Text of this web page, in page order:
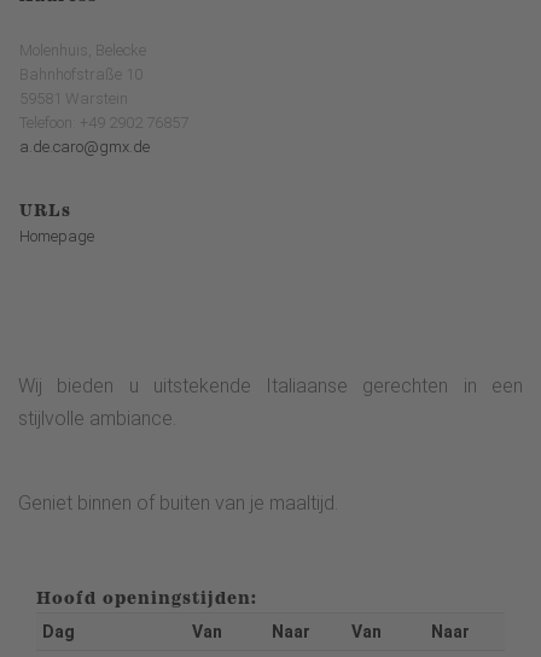
Molenhuis, Belecke
Bahnhofstraße 10
59581 Warstein
Telefoon: +49 2902 76857
a.de.caro@gmx.de
URLs
Homepage
Wij bieden u uitstekende Italiaanse gerechten in een
stijlvolle ambiance.
Geniet binnen of buiten van je maaltijd.
Hoofd openingstijden:
Dag Van Naar Van
Naar